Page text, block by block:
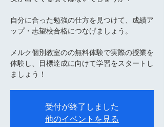
自分に合った勉強の仕方を見つけて、成績ア
ップ・志望校合格につなげましょう。
メルク個別教室のの無料体験で実際の授業を
体験し、目標達成に向けて学習をスタートし
ましょう！
受付が終了しました
他のイベントを見る